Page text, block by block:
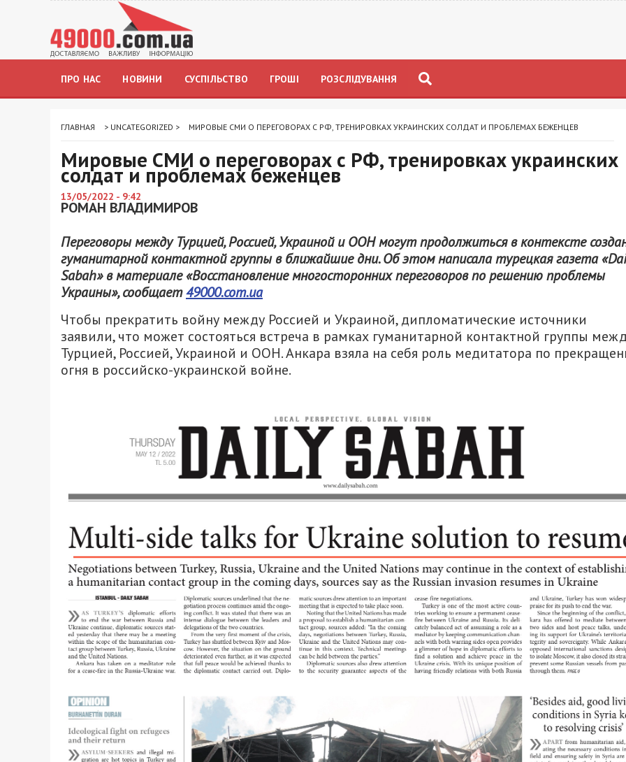
ПРО НАС НОВИНИ СУСПІЛЬСТВО ГРОШІ РОЗСЛІДУВАННЯ
ГЛАВНАЯ > UNCATEGORIZED > МИРОВЫЕ СМИ О ПЕРЕГОВОРАХ С РФ, ТРЕНИРОВКАХ УКРАИНСКИХ СОЛДАТ И ПРОБЛЕМАХ БЕЖЕНЦЕВ
Мировые СМИ о переговорах с РФ, тренировках украинских
солдат и проблемах беженцев
13/05/2022 - 9:42
РОМАН ВЛАДИМИРОВ
Переговоры между Турцией, Россией, Украиной и ООН могут продолжиться в контексте
гуманитарной контактной группы в ближайшие дни. Об этом написала турецкая газета
Sabah» в материале «Восстановление многосторонних переговоров по решению проблемы
Украины», сообщает49000.com.ua
Чтобы прекратить войну между Россией и Украиной, дипломатические источники
заявили, что может состояться встреча в рамках гуманитарной контактной группы
Турцией, Россией, Украиной и ООН. Анкара взяла на себя роль медитатора по
огня в российско-украинской войне.